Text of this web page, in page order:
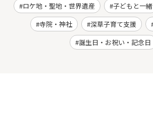
ロケ地・聖地・世界遺産
子どもと一緒
寺院・神社
深草子育て支援
誕生日・お祝い・記念日